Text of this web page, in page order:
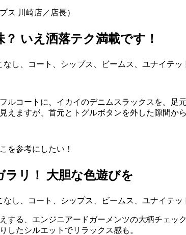
ス 川崎店／店長）
いえ洒落テク満載です！
ルコートに、イカイのデニムスラックスを。
えますが、首元とトグルボタンを外した隙間か
こを参考にしたい！
ラリ！ 大胆な色遊びを
する、エンジニアードガーメンツの大柄チェ
したシルエットでリラックス感も。